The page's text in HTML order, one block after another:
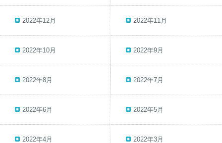
2022年12月 2022年11月
2022年10月 2022年9月
2022年8月 2022年7月
2022年6月 2022年5月
2022年4月 2022年3月